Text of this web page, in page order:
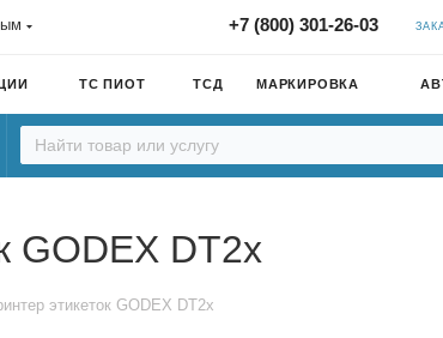
+7 (800) 301-26-03
ТС ПИОТ ТСД МАРКИРОВКА
GODEX DT2x
этикеток GODEX DT2x